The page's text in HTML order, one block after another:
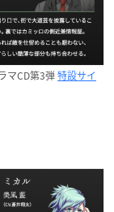
マCD第3弾特設サイ